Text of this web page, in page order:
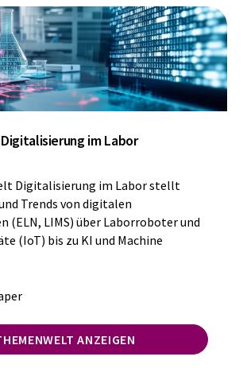
im Labor
Digitalisierung im Labor stellt
Trends von digitalen
(ELN, LIMS) über Laborroboter und
(IoT) bis zu KI und Machine
ANZEIGEN